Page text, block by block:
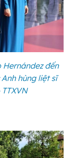
Hernández đến
hùng liệt sĩ